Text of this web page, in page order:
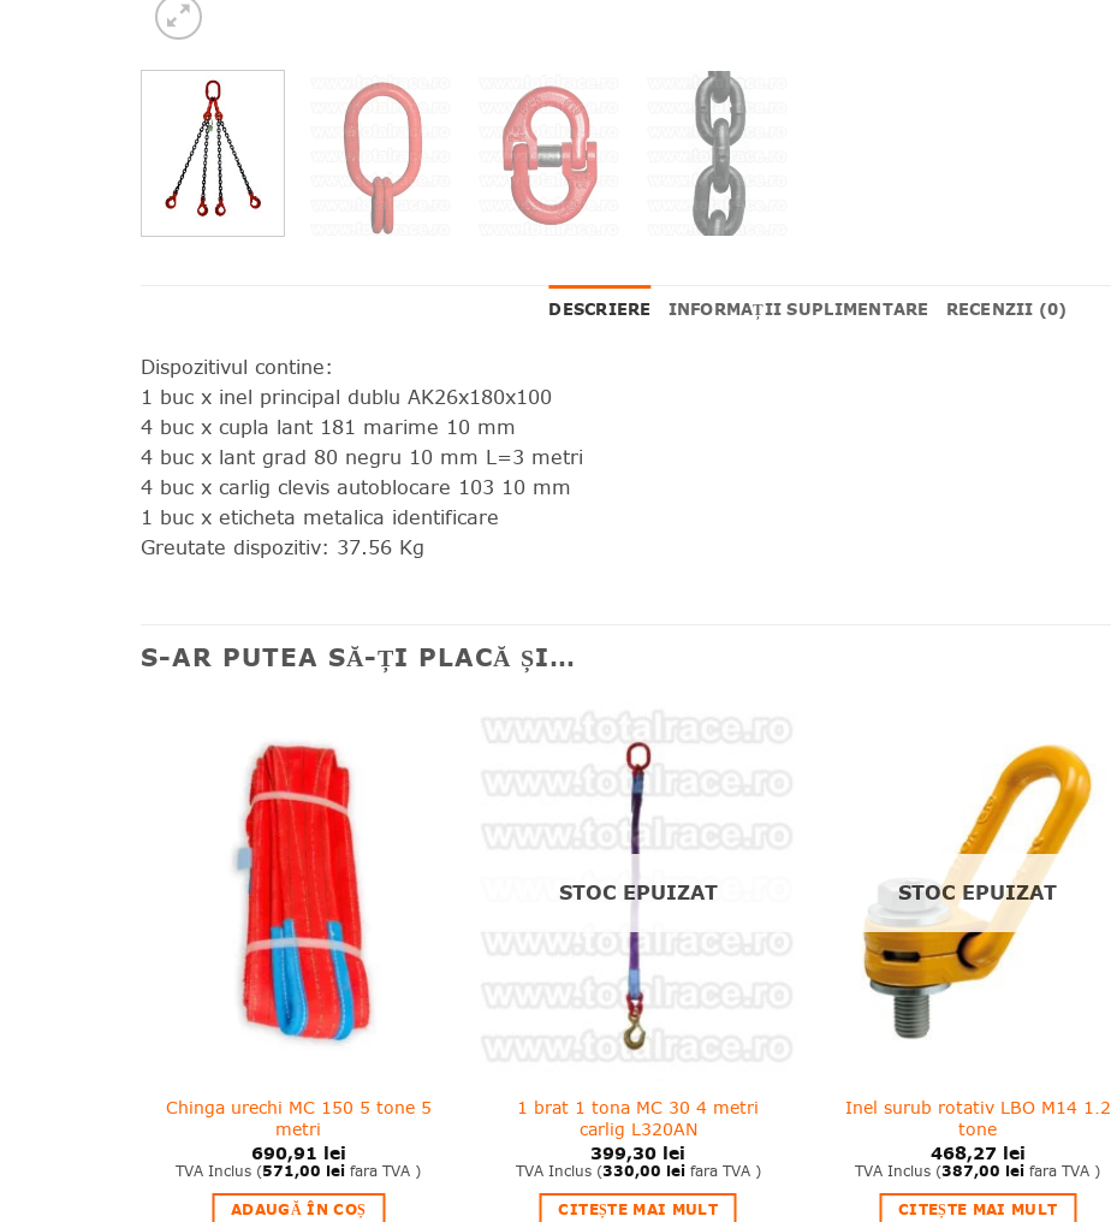
DESCRIERE INFORMAȚII SUPLIMENTARE RECENZII (0)
Dispozitivul contine:
1 buc x inel principal dublu AK26x180x100
4 buc x cupla lant 181 marime 10 mm
4 buc x lant grad 80 negru 10 mm L=3 metri
4 buc x carlig clevis autoblocare 103 10 mm
1 buc x eticheta metalica identificare
Greutate dispozitiv: 37.56 Kg
S-AR PUTEA SĂ-ȚI PLACĂ ȘI…
Chinga urechi MC 150 5 tone 5
metri
690,91 lei
TVA Inclus (571,00 lei fara TVA )
ADAUGĂ ÎN COȘ
STOC EPUIZAT
1 brat 1 tona MC 30 4 metri
carlig L320AN
399,30 lei
TVA Inclus (330,00 leifara TVA )
CITEȘTE MAI MULT
❤
Adauga
in
wishlist!
STOC EPUIZAT
Inel surub rotativ LBO M14 1.2
tone
468,27 lei
TVA Inclus (387,00 lei fara TVA )
CITEȘTE MAI MULT